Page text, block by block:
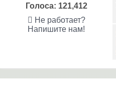
Голоса: 121,412
Не работает?
Напишите нам!